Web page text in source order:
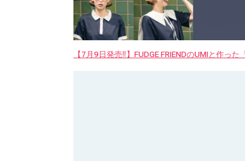
【7月9日発売‼︎】FUDGE FRIENDのUMIと作っ